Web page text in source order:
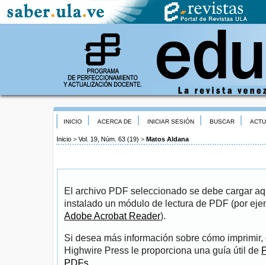
INICIO ACERCA DE INICIAR SESIÓN BUSCAR
Inicio > Vol. 19, Núm. 63 (19) > Matos Aldana
El archivo PDF seleccionado se debe cargar
instalado un módulo de lectura de PDF (por
Adobe Acrobat Reader).
Si desea más información sobre cómo
Highwire Press le proporciona una guía útil de